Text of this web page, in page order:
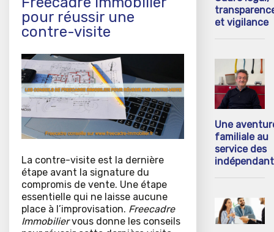
pour réussir une
contre-visite
La contre-visite est la dernière
étape avant la signature du
compromis de vente. Une étape
essentielle qui ne laisse aucune
place à l’improvisation. Freecadre
Immobiliervous donne les conseils
et vigilance
Une
familiale au
service des